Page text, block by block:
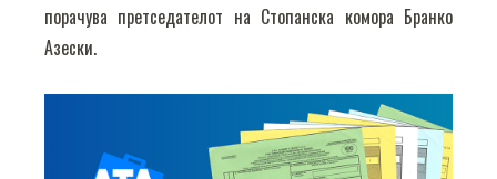
порачува претседателот на Стопанска комора Бранко
Азески.